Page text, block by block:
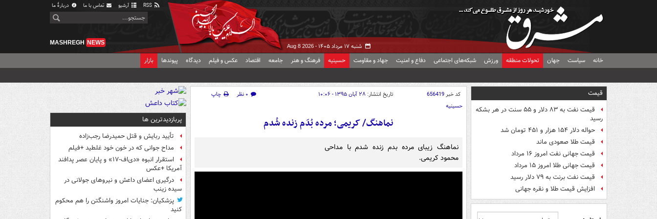
آرشیو تماس با ما دربارهٔ ما
شنبه ۱۷ مرداد ۱۴۰۵ - Aug 8 2026
MASHREGH NEWS
خانه سیاست جهان تحولات منطقه ورزش شبکه‌های اجتماعی دفاع و امنیت جهاد و مقاومت حسینیه فرهنگ و هنر جامعه اقتصاد عکس و فیلم دیدگاه پیوندها بازار
قیمت
قیمت نفت به ۸۳ دلار و ۵۵ سنت در هر بشکه
رسید
حواله دلار ۱۵۴ هزار و ۴۵۱ تومان شد
قیمت طلا صعودی ماند
قیمت جهانی نفت امروز ۱۶ مرداد
قیمت جهانی طلا امروز ۱۵ مرداد
قیمت نفت برنت به ۷۹ دلار رسید
افزایش قیمت طلا و نقره جهانی
کد خبر656419 تاریخ انتشار: ۲۸ آبان ۱۳۹۵ - ۱۰:۰۶ ۰ نظر
چاپ
حسینیه
نماهنگ/ کریمی؛ مرده بُدَم زنده شُدم
نماهنگ زیبای مرده بدم زنده شدم با مداحی
محمود کریمی.
پربازدیدترین ها
تأیید ربایش و قتل حمیدرضا رجب‌زاده
مداح جوانی که در خون خود غلطید +فیلم
استقرار انبوه «دی‌اف‑۱۷» و پایان عصر پدافند
آمریکا +عکس
درگیری اعضای داعش و نیروهای جولانی در
سیده زینب
پزشکیان: جنایات امروز واشنگتن را هم محکوم
کنید